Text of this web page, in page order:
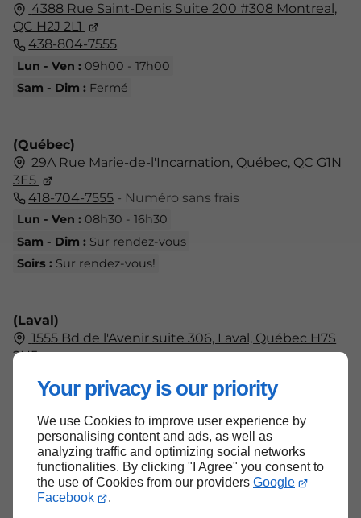
Your privacy is our priority
We use Cookies to improve user experience by
personalising content and ads, as well as
analyzing traffic and optimizing social networks
functionalities. By clicking "I Agree" you consent to
the use of Cookies from our providers Google
Facebook
.
(Québec)
29A Rue Marie-de-l'Incarnation, Québec, QC G1N
3E5
418-704-7555 - Numéro sans frais
Lun - Ven : 08h30 - 16h30
Sam - Dim : Sur rendez-vous
Soirs : Sur rendez-vous!
(Laval)
1555 Bd de l'Avenir suite 306, Laval, Québec H7S
2N5
Lun - Ven :
09h00 - 17h00
Sam - Dim :Fermé
4388 Rue Saint-Denis Suite 200 #308 Montreal,
QC H2J 2L1
438-804-7555
Lun - Ven : 09h00 - 17h00
Sam - Dim : Fermé
Haut de page